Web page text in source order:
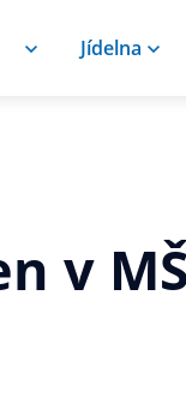
Jídelna
v